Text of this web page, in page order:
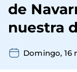
de
nuestra
Domingo, 16